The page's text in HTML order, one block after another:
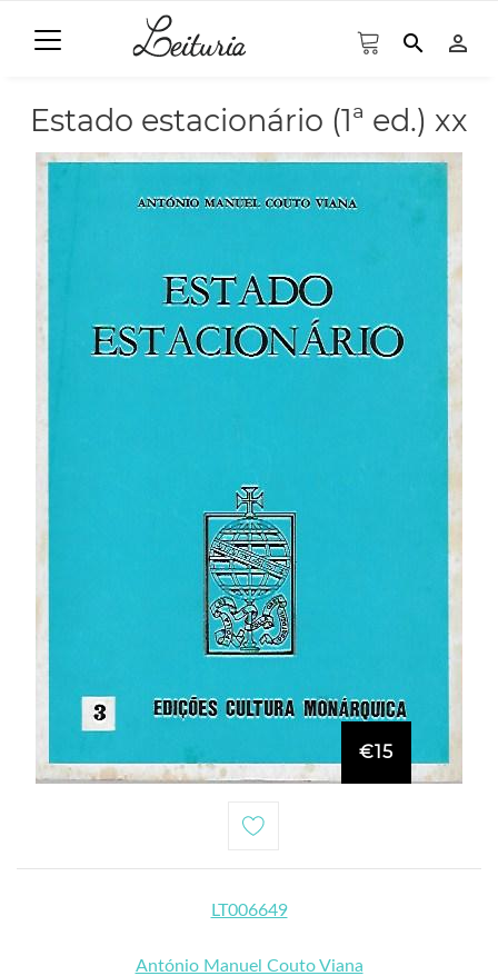
search person_outline
Estado estacionário (1ª ed.) xx
€15
LT006649
António Manuel Couto Viana